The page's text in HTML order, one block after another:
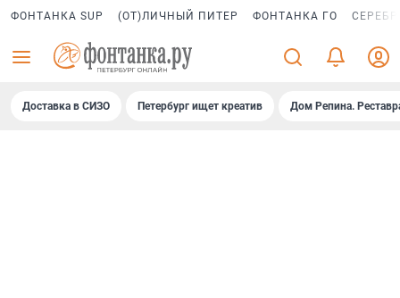
ФОНТАНКА SUP (ОТ)ЛИЧНЫЙ ПИТЕР ФОНТАНКА ГО
Доставка в СИЗО Петербург ищет креатив Дом Репина.